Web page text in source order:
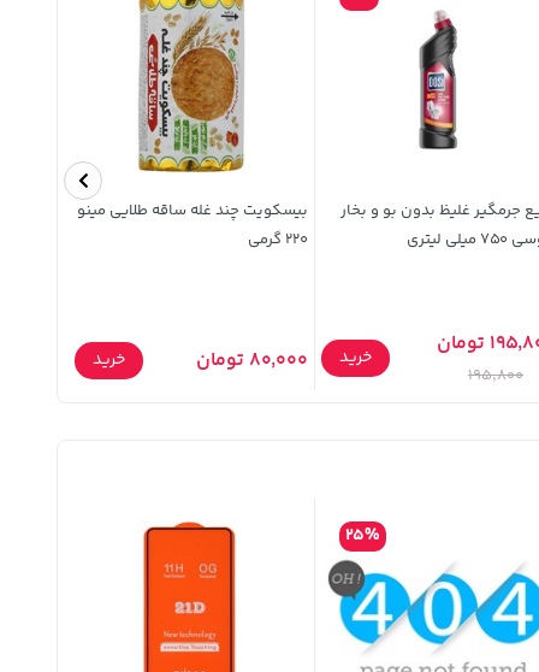
جرمگیر غلیظ بدون بو و بخار
لیتری
تومان
195,800
خرید
بیسکویت چند غله ساقه طلایی مینو
220 گرمی
80,000 تومان خرید
25%